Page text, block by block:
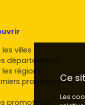
villes
départements
régions
programmes
promoteurs
Ce
Les